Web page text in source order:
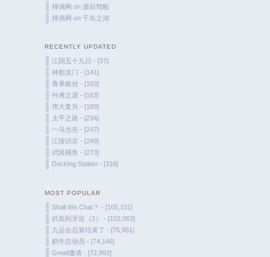
择偶网 on酒后驾船
择偶网 on千岛之湖
RECENTLY UPDATED
江阴五十九日 - [37]
神都龙门 - [141]
青果银丝 - [163]
外滩之源 - [163]
伟大复兴 - [189]
太平之路 - [234]
一马当先 - [247]
江陵访古 - [249]
武陵捕鱼 - [273]
Docking Station - [316]
MOST POPULAR
Shall We Chat？ - [105,101]
武装到牙齿（2） - [102,063]
九运会总算结束了 - [75,951]
奶牛总动员 - [74,146]
Gmail邀请 - [72,992]